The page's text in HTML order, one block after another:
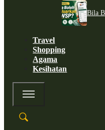
Bila
Travel
Shopping
Agama
Kesihatan